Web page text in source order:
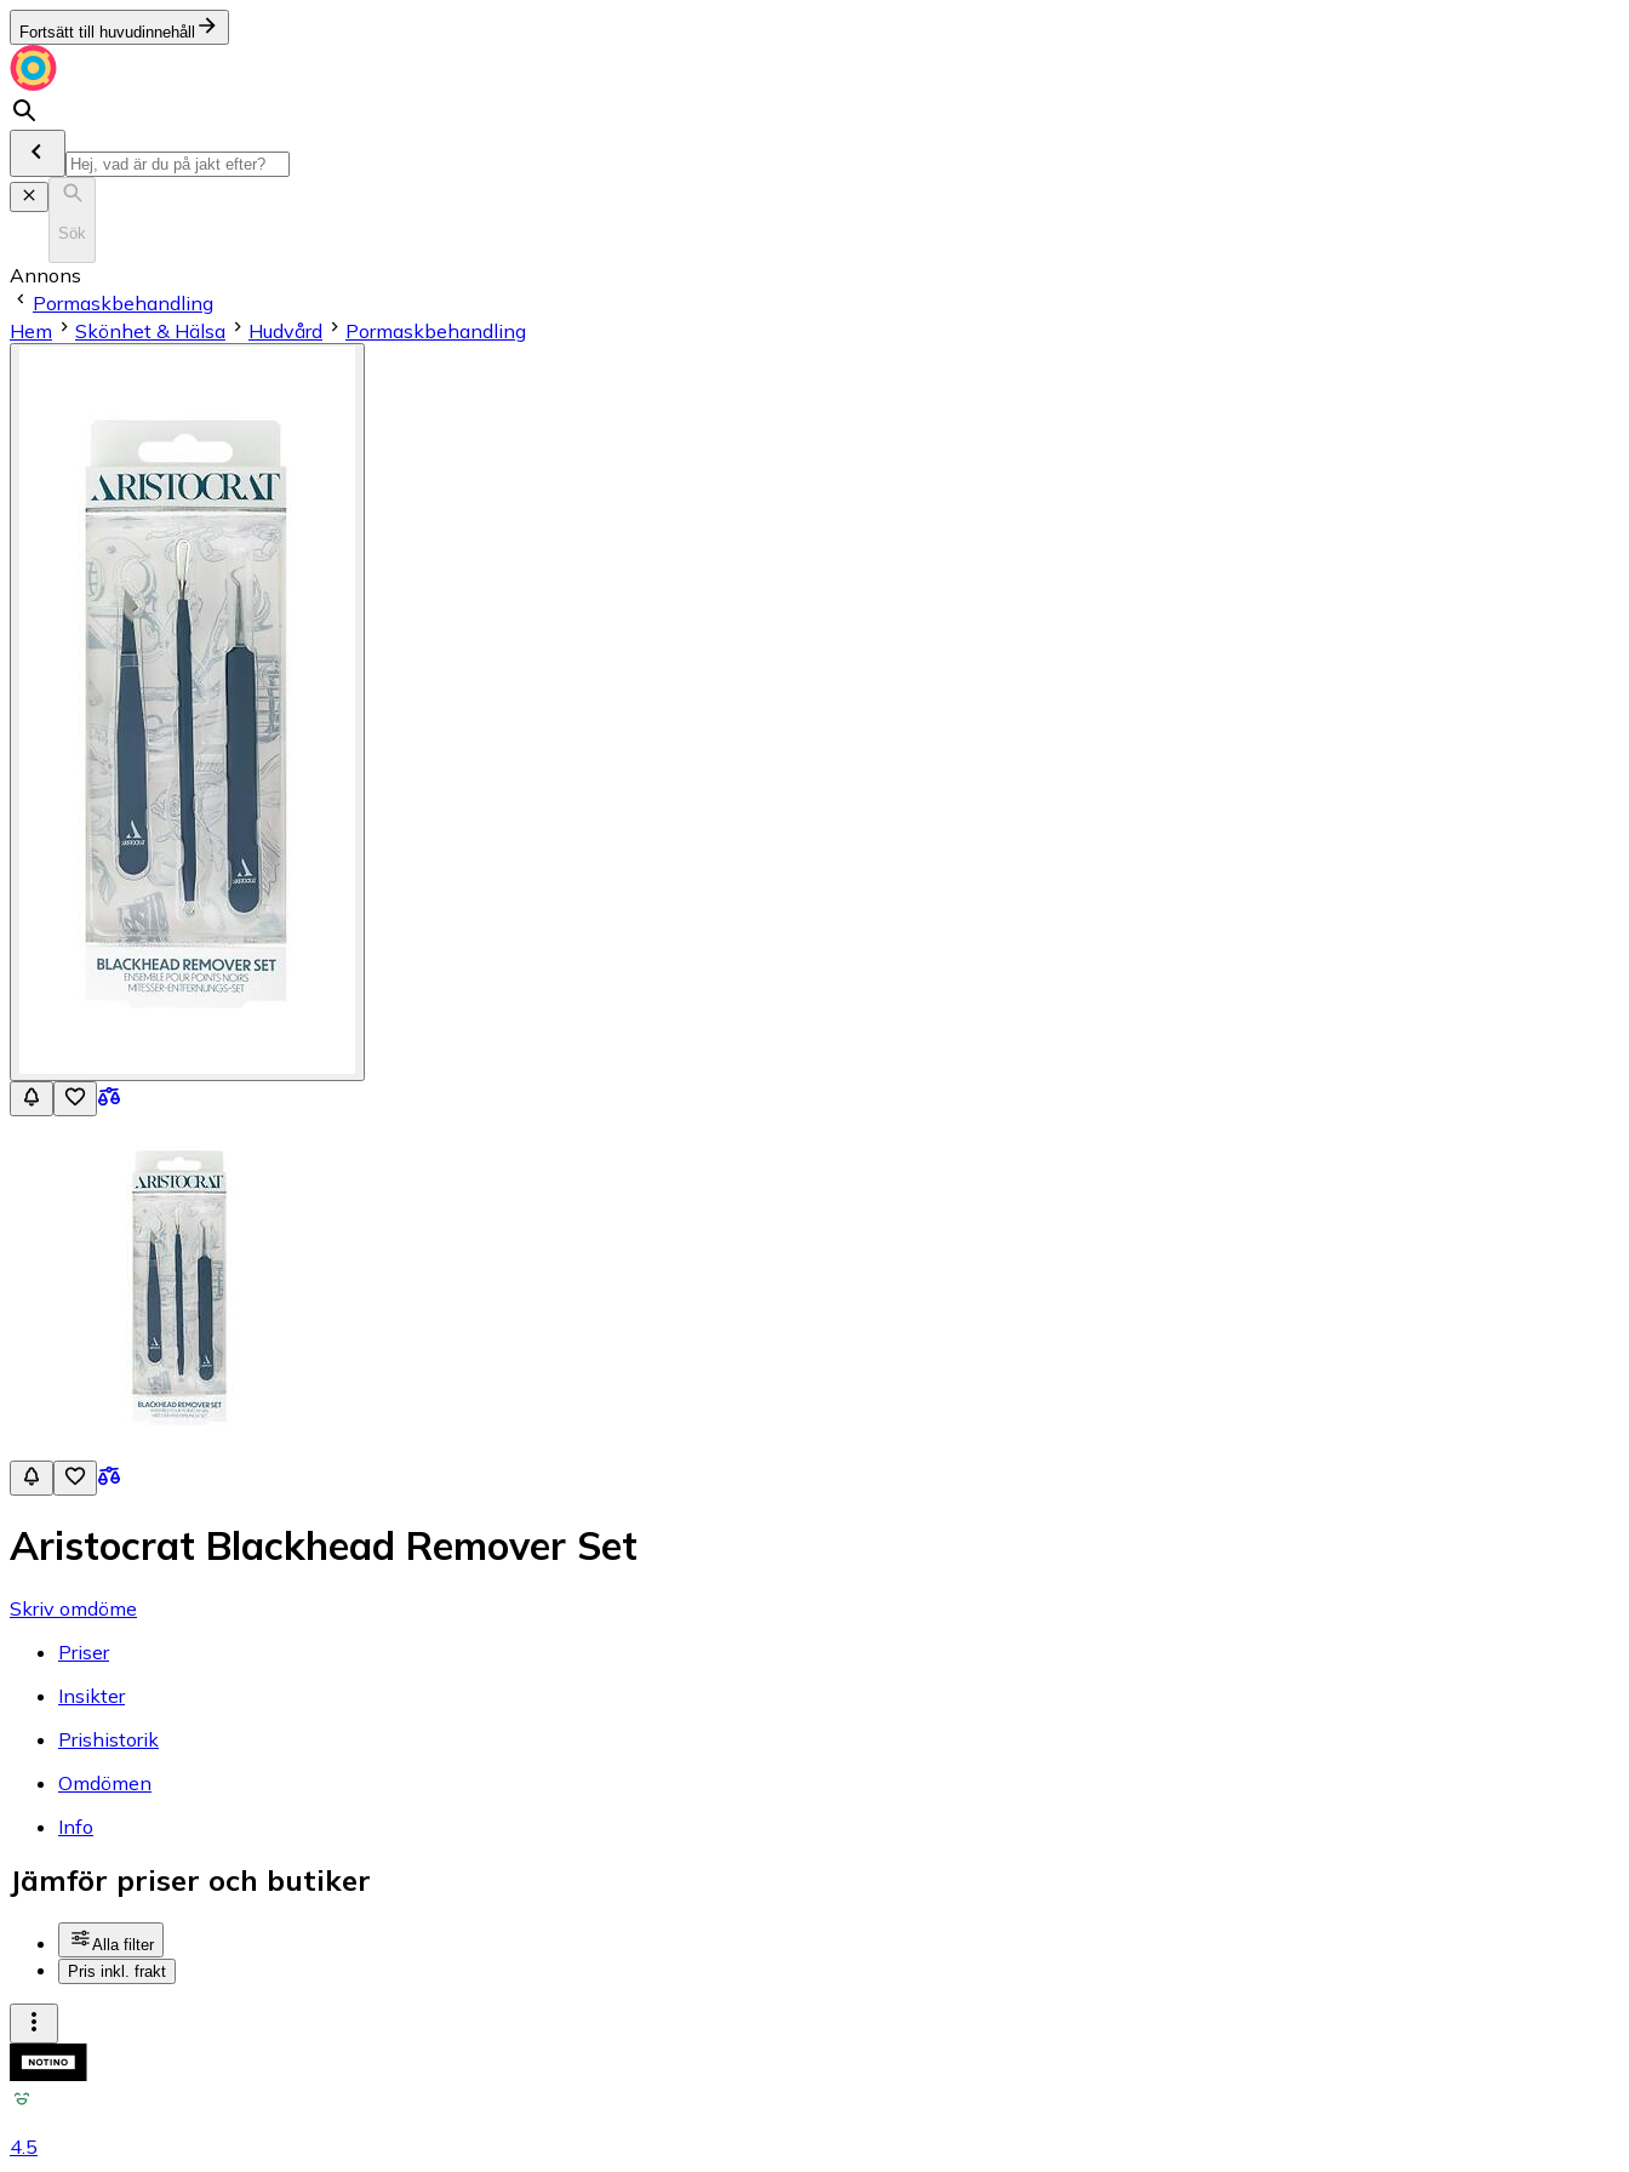
Fortsätt till huvudinnehåll
Sök
Annons
Pormaskbehandling
Hem
Skönhet & Hälsa Hudvård Pormaskbehandling
Aristocrat Blackhead Remover Set
Skriv omdöme
Priser
Insikter
Prishistorik
Omdömen
Info
Jämför priser och butiker
Alla filter
Pris inkl. frakt
4.5